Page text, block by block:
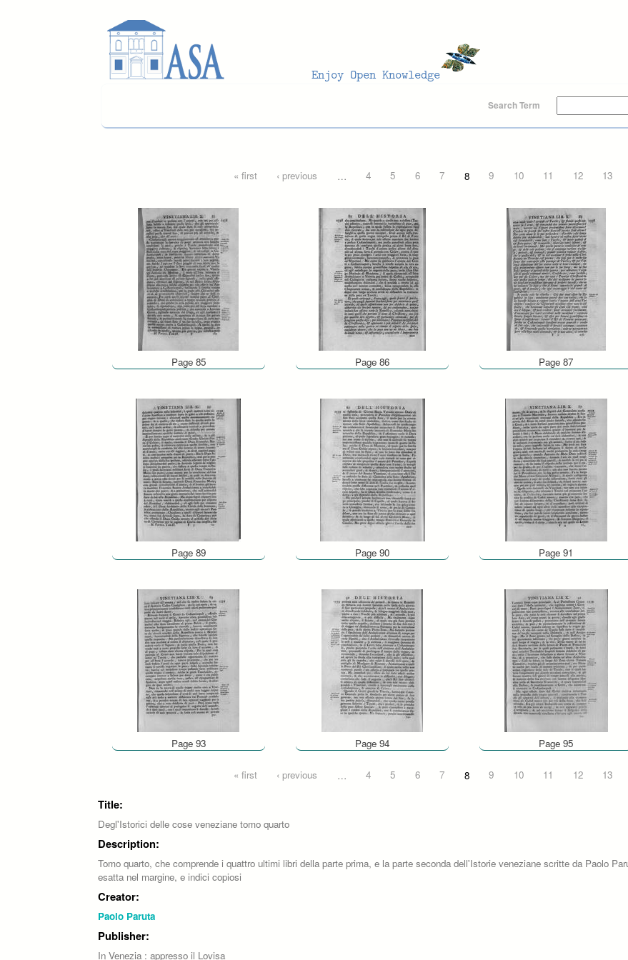
Search Term
« first ‹ previous … 4 5 6 7 8 9 10 11 12 13
Page 85 Page 86 Page 87
Page 89 Page 90 Page 91
Page 93 Page 94 Page 95
« first ‹ previous … 4 5 6 7 8 9 10 11 12 13
Title:
Degl'Istorici delle cose veneziane tomo quarto
Description:
Tomo quarto, che comprende i quattro ultimi libri della parte prima, e la parte seconda dell'Istorie veneziane scritte da Paolo
esatta nel margine, e indici copiosi
Creator:
Paolo Paruta
Publisher:
In Venezia : appresso il Lovisa